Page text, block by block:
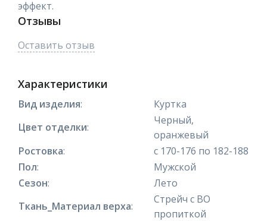
эффект.
Отзывы
Оставить отзыв
Характеристики
Вид изделия:
Куртка
Цвет отделки:
Черный,
оранжевый
Ростовка:
с 170-176 по 182-188
Пол:
Мужской
Сезон:
Лето
Ткань_Материал верха:
Стрейч с ВО
пропиткой